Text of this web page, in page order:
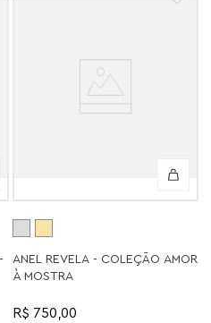
ANEL REVELA - COLEÇÃO AMOR
À MOSTRA
R$ 750,00